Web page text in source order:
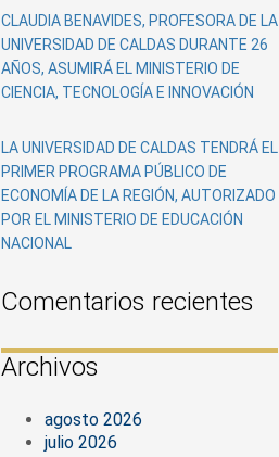
CLAUDIA BENAVIDES, PROFESORA DE LA
UNIVERSIDAD DE CALDAS DURANTE 26
AÑOS, ASUMIRÁ EL MINISTERIO DE
CIENCIA, TECNOLOGÍA E INNOVACIÓN
LA UNIVERSIDAD DE CALDAS TENDRÁ EL
PRIMER PROGRAMA PÚBLICO DE
ECONOMÍA DE LA REGIÓN, AUTORIZADO
POR EL MINISTERIO DE EDUCACIÓN
NACIONAL
Comentarios recientes
Archivos
agosto 2026
julio 2026